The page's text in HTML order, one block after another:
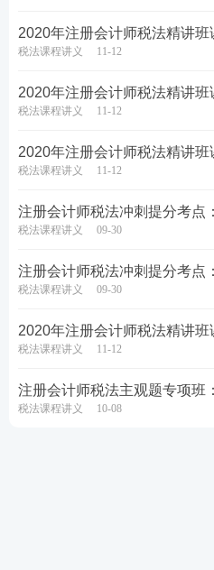
2020年注册会计师税法精讲班
税法课程讲义 11-12
2020年注册会计师税法精讲班
税法课程讲义 11-12
2020年注册会计师税法精讲班
税法课程讲义 11-12
注册会计师税法冲刺提分考点
税法课程讲义 09-30
注册会计师税法冲刺提分考点
税法课程讲义 09-30
2020年注册会计师税法精讲
税法课程讲义 11-12
注册会计师税法主观题专项班
税法课程讲义 10-08